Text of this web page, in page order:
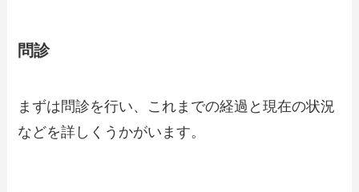
問診
まずは問診を行い、これまでの経過と現在の状況
などを詳しくうかがいます。